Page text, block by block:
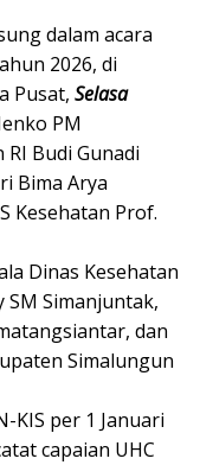
dalam acara
2026, di
Pusat, Selasa
PM
Budi Gunadi
Bima Arya
Kesehatan Prof.
Dinas Kesehatan
SM Simanjuntak,
dan
Simalungun
KIS per 1 Januari
capaian UHC